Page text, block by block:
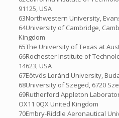
91125, USA
63Northwestern University,
64University of Cambridge,
Kingdom
65The University of Texas at
66Rochester Institute of
14623, USA
67Eötvös Loránd University,
68University of Szeged, 6720
69Rutherford Appleton
OX11 0QX United Kingdom
70Embry-Riddle Aeronautical